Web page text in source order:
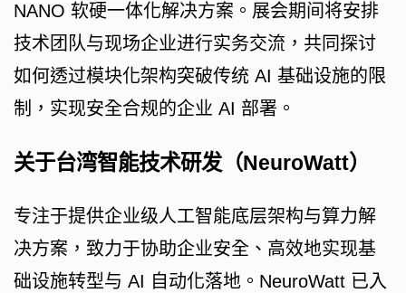
NANO 软硬一体化解决方案。展会期间将安排
技术团队与现场企业进行实务交流，共同探讨
如何透过模块化架构突破传统 AI 基础设施的限
制，实现安全合规的企业 AI 部署。
关于台湾智能技术研发（NeuroWatt）
专注于提供企业级人工智能底层架构与算力解
决方案，致力于协助企业安全、高效地实现基
础设施转型与 AI 自动化落地。NeuroWatt 已入